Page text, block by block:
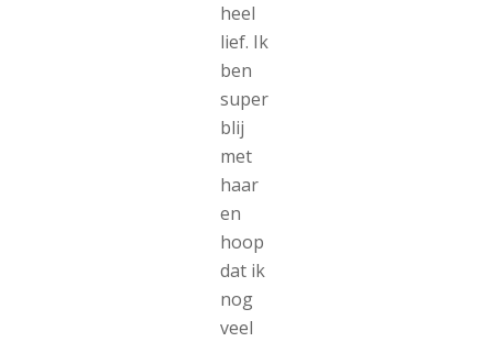
heel
lief. Ik
ben
super
blij
met
haar
en
hoop
dat ik
nog
veel